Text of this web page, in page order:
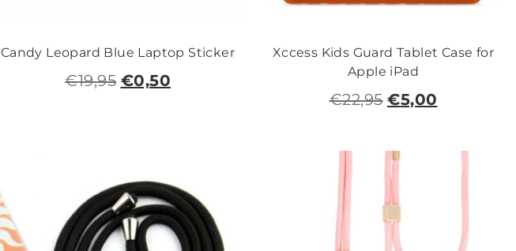
Candy Leopard Blue Laptop Sticker
€19,95 €0,50
Xccess Kids Guard Tablet Case for
Apple iPad
€22,95 €5,00